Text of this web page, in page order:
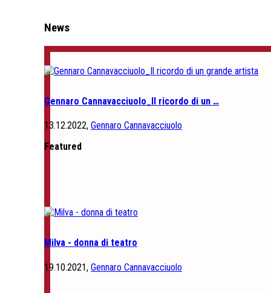
News
Gennaro Cannavacciuolo_Il ricordo di un …
13.12.2022, Gennaro Cannavacciuolo
Featured
Milva - donna di teatro
19.10.2021, Gennaro Cannavacciuolo